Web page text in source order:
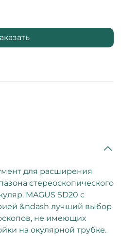
для расширения
стереоскопического
MAGUS SD20 с
&ndash лучший выбор
не имеющих
на окулярной трубке.